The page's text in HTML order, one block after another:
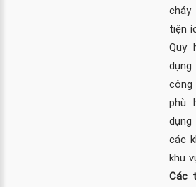
cháy
tiện
Quy
phù
các
khu
Các